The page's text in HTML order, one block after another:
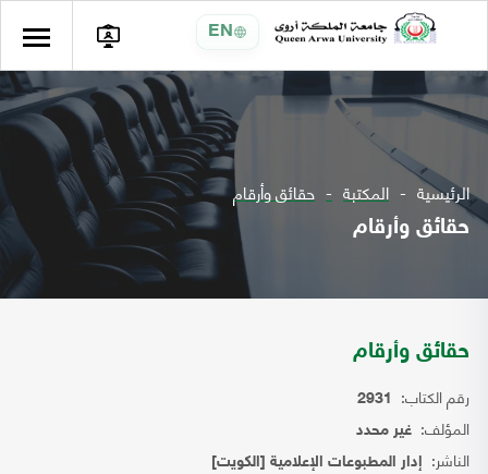
EN
الرئيسية المكتبة حقائق وأرقام
حقائق وأرقام
حقائق وأرقام
رقم الكتاب: 2931
المؤلف: غير محدد
الناشر: إدار المطبوعات الإعلامية [الكويت]